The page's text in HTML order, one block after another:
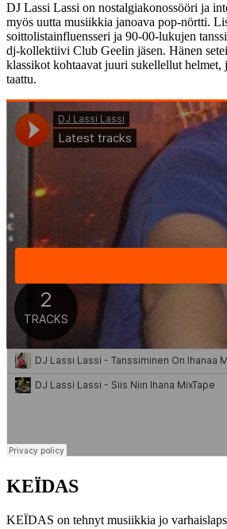
DJ Lassi Lassi on nostalgiakonossööri ja
myös uutta musiikkia janoava pop-nörtti.
soittolistainfluensseri ja 90-00-lukujen
dj-kollektiivi Club Geelin jäsen. Hänen
klassikot kohtaavat juuri sukellellut helmet,
taattu.
KEÏDAS
KEÏDAS on tehnyt musiikkia jo